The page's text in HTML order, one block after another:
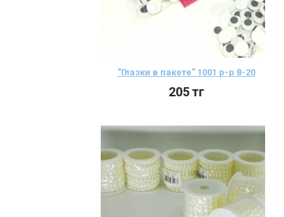
"Глазки в пакете" 1001 р-р 8-20
205тг